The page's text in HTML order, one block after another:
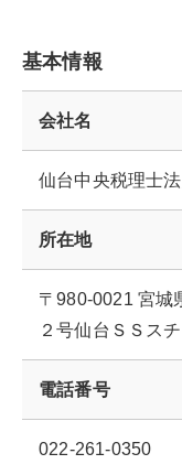
基本情報
会社名
仙台中央税理士法
所在地
〒980-0021 宮城
２号仙台ＳＳス
電話番号
022-261-0350